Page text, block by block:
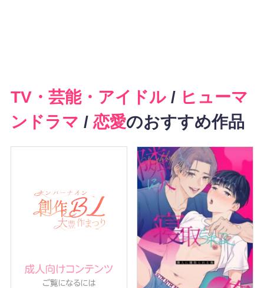
TV・芸能・アイドル/ ヒューマ
ンドラマ / 恋愛のおすすめ作品